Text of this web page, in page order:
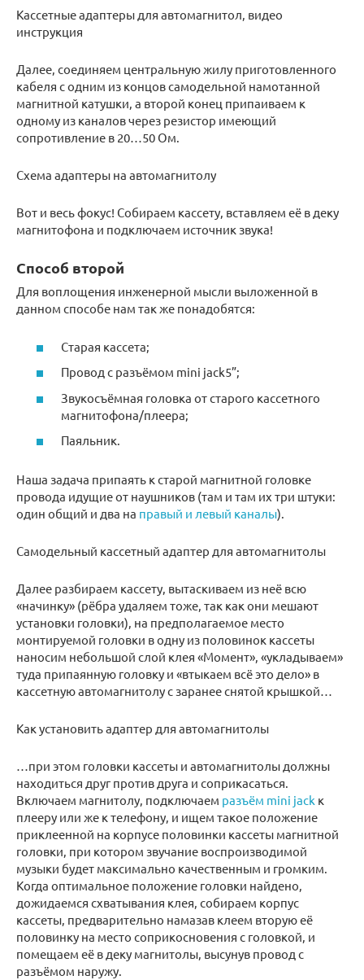
Кассетные адаптеры для автомагнитол, видео
инструкция
Далее, соединяем центральную жилу приготовленного
кабеля с одним из концов самодельной намотанной
магнитной катушки, а второй конец припаиваем к
одному из каналов через резистор имеющий
сопротивление в 20…50 Ом.
Схема адаптеры на автомагнитолу
Вот и весь фокус! Собираем кассету, вставляем её в деку
магнитофона и подключаем источник звука!
Способ второй
Для воплощения инженерной мысли выложенной в
данном способе нам так же понадобятся:
Старая кассета;
Провод с разъёмом mini jack5”;
Звукосъёмная головка от старого кассетного
магнитофона/плеера;
Паяльник.
Наша задача припаять к старой магнитной головке
провода идущие от наушников (там и там их три штуки:
один общий и два на правый и левый каналы).
Самодельный кассетный адаптер для автомагнитолы
Далее разбираем кассету, вытаскиваем из неё всю
«начинку» (рёбра удаляем тоже, так как они мешают
установки головки), на предполагаемое место
монтируемой головки в одну из половинок кассеты
наносим небольшой слой клея «Момент», «укладываем»
туда припаянную головку и «втыкаем всё это дело» в
кассетную автомагнитолу с заранее снятой крышкой…
Как установить адаптер для автомагнитолы
…при этом головки кассеты и автомагнитолы должны
находиться друг против друга и соприкасаться.
Включаем магнитолу, подключаем разъём mini jack к
плееру или же к телефону, и ищем такое положение
приклеенной на корпусе половинки кассеты магнитной
головки, при котором звучание воспроизводимой
музыки будет максимально качественным и громким.
Когда оптимальное положение головки найдено,
дожидаемся схватывания клея, собираем корпус
кассеты, предварительно намазав клеем вторую её
половинку на место соприкосновения с головкой, и
помещаем её в деку магнитолы, высунув провод с
разъёмом наружу.